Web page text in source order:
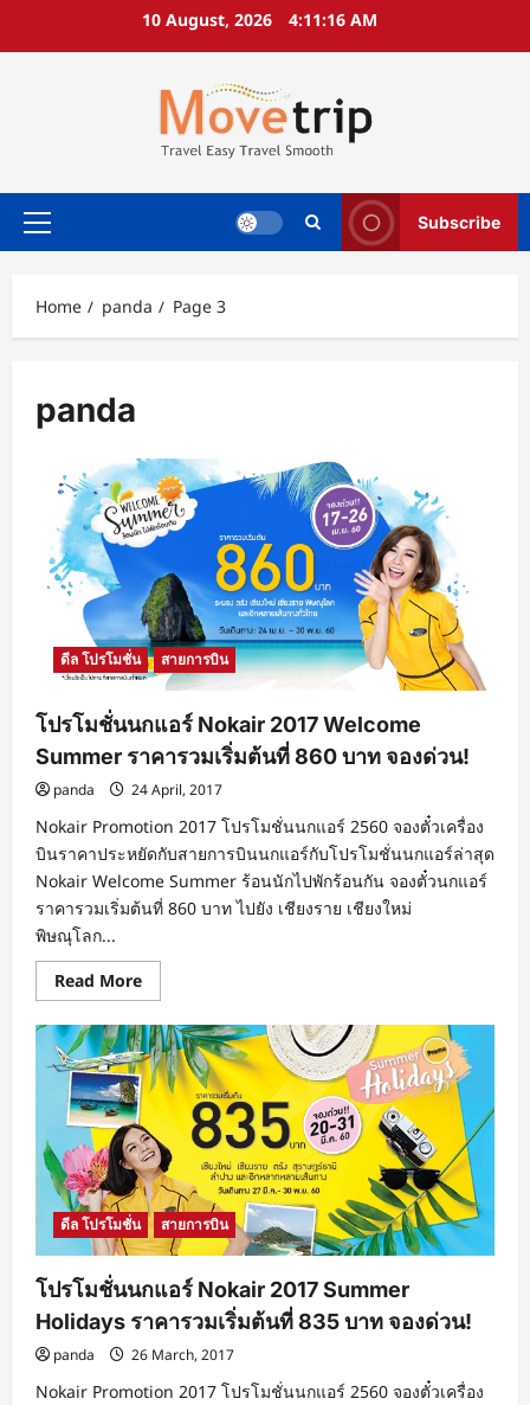
10 August, 2026 4:11:17 AM
Primary
Subscribe
Home panda Page 3
panda
ดีล โปรโมชั่น สายการบิน
โปรโมชั่นนกแอร์ Nokair 2017 Welcome
Summer ราคารวมเริ่มต้นที่ 860 บาท จองด่วน!
panda 24 April, 2017
Nokair Promotion 2017 โปรโมชั่นนกแอร์ 2560 จองตั๋วเครื่อง
บินราคาประหยัดกับสายการบินนกแอร์กับโปรโมชั่นนกแอร์ล่าสุด
Nokair Welcome Summer ร้อนนักไปพักร้อนกัน จองตั๋วนกแอร์
ราคารวมเริ่มต้นที่ 860 บาท ไปยัง เชียงราย เชียงใหม่
พิษณุโลก...
Read MoreRead
more
โปร
โม
ชั่น
นก
แอร์
Nokair
2017
Welcome
Summer
ราคา
รวม
เริ่ม
ต้น
ที่
860
จอง
ดีล โปรโมชั่น สายการบิน
โปรโมชั่นนกแอร์ Nokair 2017 Summer
Holidays ราคารวมเริ่มต้นที่ 835 บาท จองด่วน!
panda 26 March, 2017
Nokair Promotion 2017 โปรโมชั่นนกแอร์ 2560 จองตั๋วเครื่อง